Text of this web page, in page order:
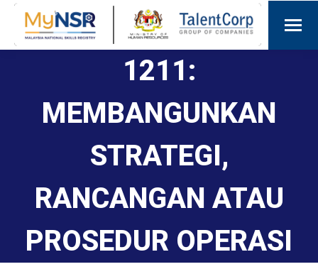
1211:
MEMBANGUNKAN
STRATEGI,
RANCANGAN ATAU
PROSEDUR OPERASI